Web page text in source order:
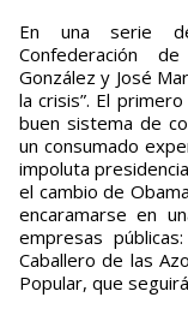
En una serie
Confederación
González y José
la crisis”. El
buen sistema de
un consumado
impoluta
el cambio de
encaramarse en
empresas
Caballero de las
Popular, que